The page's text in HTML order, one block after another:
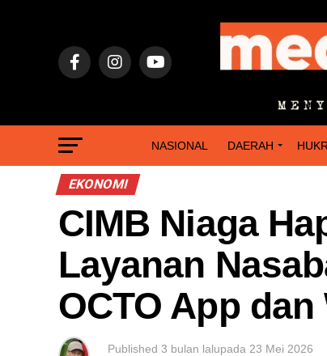
NASIONAL DAERAH
EKONOMI
CIMB Niaga
Layanan
OCTO App
Published 3 bulan lalupada 23 Mei 2026